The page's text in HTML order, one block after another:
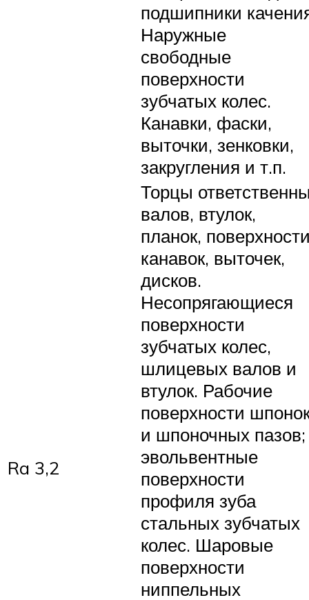
подшипники
Наружные
свободные
поверхности
зубчатых колес.
Канавки, фаски,
выточки, зенковки,
закругления и т.п.
Ra 3,2
Торцы
валов, втулок,
планок,
канавок, выточек,
дисков.
Несопрягающиеся
поверхности
зубчатых колес,
шлицевых валов и
втулок. Рабочие
поверхности
и шпоночных пазов;
эвольвентные
поверхности
профиля зуба
стальных зубчатых
колес. Шаровые
поверхности
ниппельных